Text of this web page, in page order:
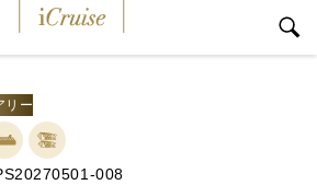
リー
008